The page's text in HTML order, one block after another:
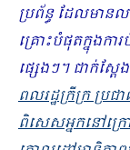
ប្រព័ន្ធ ដែលមាន
គ្រោះបំផុតក្នុងកា
ផ្សេងៗ។ ជាក់ស្ដ
ពលរដ្ឋក្រីក្រ ប្រ
ពិសេសអ្នកនៅក្រៅ